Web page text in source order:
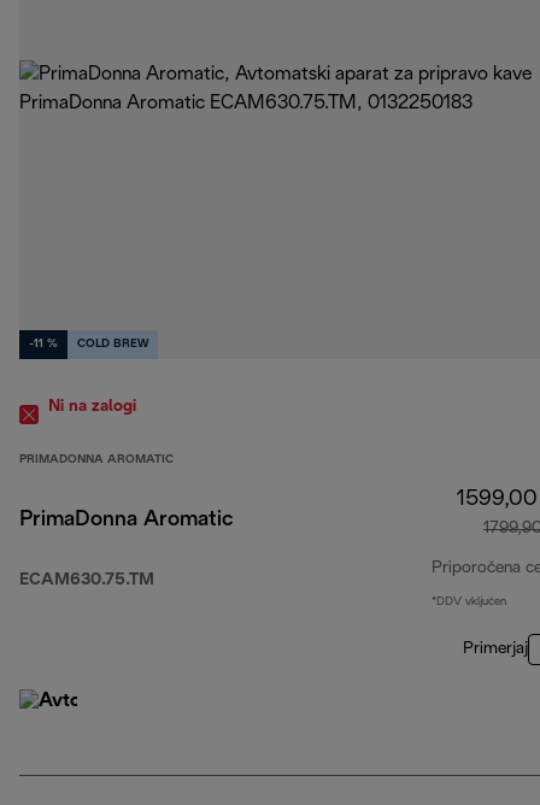
-11 % COLD BREW
Ni na zalogi
PRIMADONNA AROMATIC
PrimaDonna Aromatic
ECAM630.75.TM
Priporočena
*DDV vključen
Primerjaj